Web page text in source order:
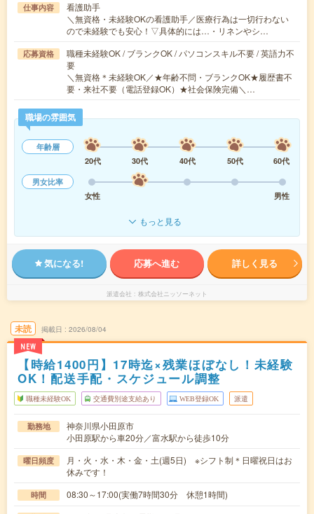
仕事内容
看護助手
＼無資格・未経験OKの看護助手／医療行為は一切行わない
ので未経験でも安心！▽具体的には…・リネンやシ…
応募資格
職種未経験OK / ブランクOK / パソコンスキル不要 / 英語力不
要
＼無資格＊未経験OK／★年齢不問・ブランクOK★履歴書不
要・来社不要（電話登録OK）★社会保険完備＼…
職場の雰囲気
年齢層
20代
30代 40代 50代
60代
男女比率
女性
男性
もっと見る
気になる! 応募へ進む 詳しく見る
派遣会社 株式会社ニッソーネット
未読
NEW
掲載日 2026/08/04
【時給1400円】17時迄×残業ほぼなし！未経験
OK！配送手配・スケジュール調整
職種未経験OK 交通費別途支給あり WEB登録OK 派遣
勤務地
神奈川県小田原市
小田原駅から車20分／富水駅から徒歩10分
曜日頻度
月・火・水・木・金・土(週5日) ※シフト制＊日曜祝日はお
休みです！
時間 08:30～17:00(実働7時間30分 休憩1時間)